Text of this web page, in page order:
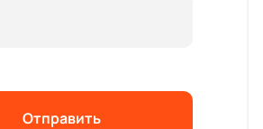
Отправить